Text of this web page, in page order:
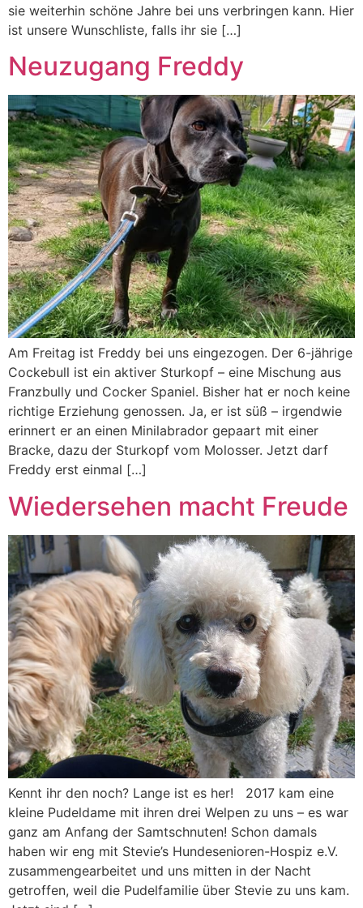
sie weiterhin schöne Jahre bei uns verbringen kann. Hier
ist unsere Wunschliste, falls ihr sie […]
Neuzugang Freddy
Am Freitag ist Freddy bei uns eingezogen. Der 6-jährige
Cockebull ist ein aktiver Sturkopf – eine Mischung aus
Franzbully und Cocker Spaniel. Bisher hat er noch keine
richtige Erziehung genossen. Ja, er ist süß – irgendwie
erinnert er an einen Minilabrador gepaart mit einer
Bracke, dazu der Sturkopf vom Molosser. Jetzt darf
Freddy erst einmal […]
Wiedersehen macht Freude
Kennt ihr den noch? Lange ist es her! 2017 kam eine
kleine Pudeldame mit ihren drei Welpen zu uns – es war
ganz am Anfang der Samtschnuten! Schon damals
haben wir eng mit Stevie’s Hundesenioren-Hospiz e.V.
zusammengearbeitet und uns mitten in der Nacht
getroffen, weil die Pudelfamilie über Stevie zu uns kam.